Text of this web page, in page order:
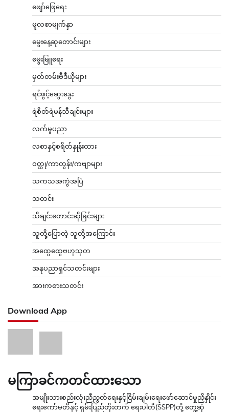
ဖျော်ဖြေရေး
မူလစာမျက်နှာ
မွေးနေ့ဆုတောင်းများ
မွေးမြူရေး
မှတ်တမ်းဗီဒီယိုများ
ရင်ဖွင့်ဆွေးနွေး
ရဲစိတ်ရဲမန်သီချင်းများ
လက်မှုပညာ
လစာနှင့်စရိတ်နှုန်းထား
ဝတ္ထု/ကာတွန်း/ကဗျာများ
သကသအကွဲအပြဲ
သတင်း
သီချင်းတောင်းဆိုခြင်းများ
သူတို့ပြောတဲ့ သူတို့အကြောင်း
အထွေထွေဗဟုသုတ
အနုပညာရှင်သတင်းများ
အားကစားသတင်း
Download App
မကြာခင်ကတင်ထားသော
အမျိုးသားစည်းလုံးညီညွတ်ရေးနှင့်ငြိမ်းချမ်းရေးဖော်ဆောင်မှုညှိနှိုင်း
ရေးကော်မတီနှင့် ရှမ်းပြည်တိုးတက် ရေးပါတီ(SSPP)တို့ တွေ့ဆုံ